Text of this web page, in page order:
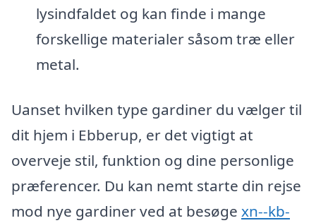
lysindfaldet og kan finde i mange
forskellige materialer såsom træ eller
metal.
Uanset hvilken type gardiner du vælger til
dit hjem i Ebberup, er det vigtigt at
overveje stil, funktion og dine personlige
præferencer. Du kan nemt starte din rejse
mod nye gardiner ved at besøge xn--kb-